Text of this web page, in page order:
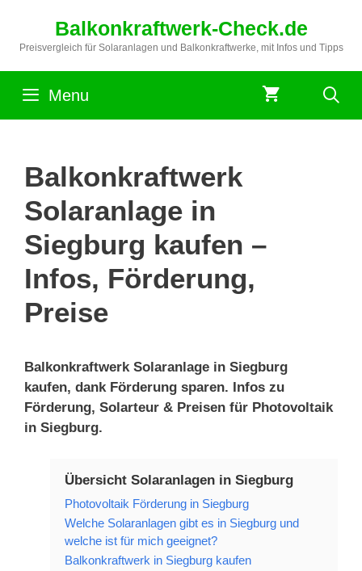
springen
Balkonkraftwerk-Check.de
Preisvergleich für Solaranlagen und Balkonkraftwerke, mit Infos und Tipps
Menu
Balkonkraftwerk
Solaranlage in
Siegburg kaufen –
Infos, Förderung,
Preise
Balkonkraftwerk Solaranlage in Siegburg
kaufen, dank Förderung sparen. Infos zu
Förderung, Solarteur & Preisen für Photovoltaik
in Siegburg.
Übersicht Solaranlagen in Siegburg
Photovoltaik Förderung in Siegburg
Welche Solaranlagen gibt es in Siegburg und
welche ist für mich geeignet?
Balkonkraftwerk in Siegburg kaufen